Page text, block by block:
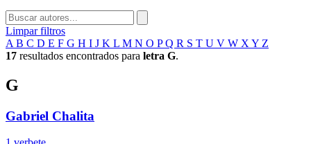
Limpar filtros
A B C D E F G H I J K L M N O PQ R S T U V W X Y Z
17 resultados encontrados para letra G.
G
Gabriel Chalita